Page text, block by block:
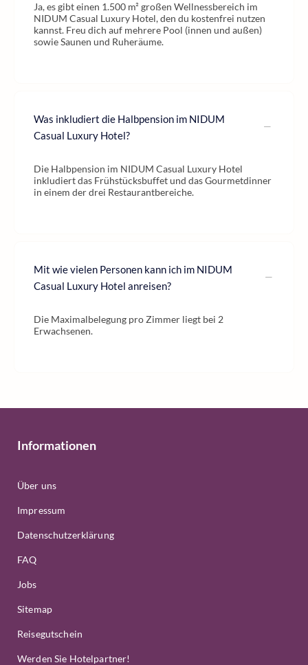
Ja, es gibt einen 1.500 m² großen Wellnessbereich im
NIDUM Casual Luxury Hotel, den du kostenfrei nutzen
kannst. Freu dich auf mehrere Pool (innen und außen)
sowie Saunen und Ruheräume.
Was inkludiert die Halbpension im NIDUM
Casual Luxury Hotel?
Die Halbpension im NIDUM Casual Luxury Hotel
inkludiert das Frühstücksbuffet und das Gourmetdinner
in einem der drei Restaurantbereiche.
Mit wie vielen Personen kann ich im NIDUM
Casual Luxury Hotel anreisen?
Die Maximalbelegung pro Zimmer liegt bei 2
Erwachsenen.
Informationen
Über uns
Impressum
Datenschutzerklärung
FAQ
Jobs
Sitemap
Reisegutschein
Werden Sie Hotelpartner!